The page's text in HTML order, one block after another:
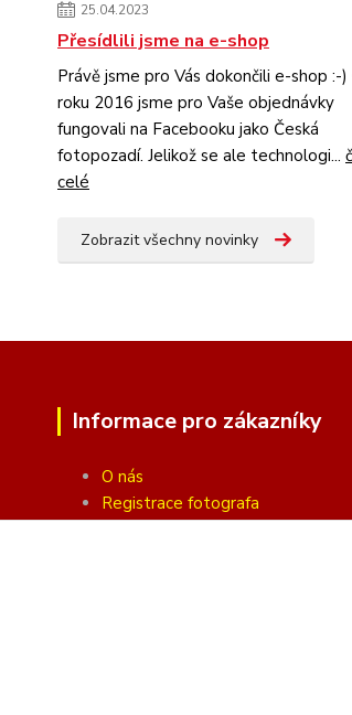
25.04.2023
Přesídlili jsme na e-shop
Právě jsme pro Vás dokončili e-shop :-)
roku 2016 jsme pro Vaše objednávky
fungovali na Facebooku jako Česká
fotopozadí. Jelikož se ale technologi...
celé
Zobrazit všechny novinky
Informace pro zákazníky
O nás
Registrace fotografa